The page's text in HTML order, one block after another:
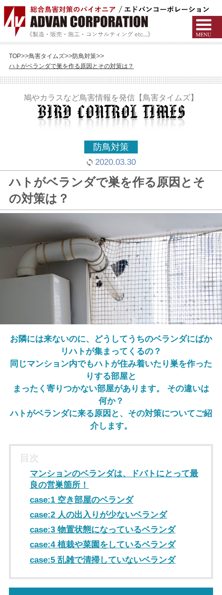
TOP 鳥害タイムズ
防鳥対策
ハトがベランダで巣を作る原因とその対策は？
鳩やカラスなど鳥害情報を発信【鳥害タイムズ】
防鳥対策
2020.03.30
ハトがベランダで巣を作る原因とそ
の対策は？
お隣には来ないのに、どうしてうちのベランダにばか
リハトが集まってくるの？
同じマンション内でもハトが住み着いたり巣を作った
りする部屋と
まったく寄りつかない部屋があります。 その違いは
何か？
ハトがベランダに来る原因と、その対策についてご紹
介します。
目次
マンションのベランダは、ドバトにとって最
良の営巣箇所！
case:1 空き部屋のベランダ
case:2 人の出入りが少ないベランダ
case:3 物置状態になっているベランダ
case:4 植栽や菜園をしているベランダ
case:5 乱雑で清掃していないベランダ